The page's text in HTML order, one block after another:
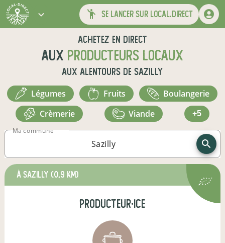
se lancer sur local.direct
Achetez en direct
aux producteurs locaux
aux alentours deSazilly
légumes fruits
boulangerie
crèmerie
viande +5
Ma commune
à Sazilly (0,9 km)
producteur·ice